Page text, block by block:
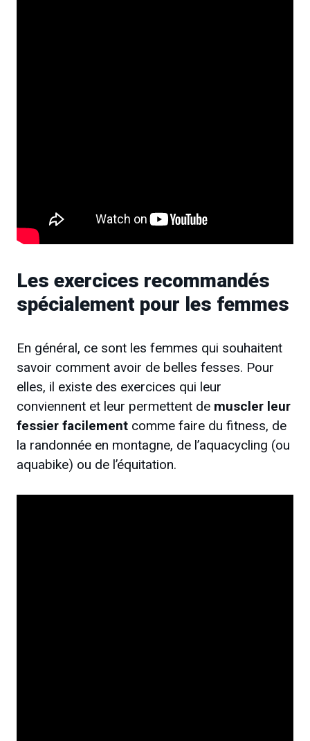
Les exercices recommandés
spécialement pour les femmes
En général, ce sont les femmes qui souhaitent
savoir comment avoir de belles fesses. Pour
elles, il existe des exercices qui leur
conviennent et leur permettent de muscler leur
fessier facilement comme faire du fitness, de
la randonnée en montagne, de l’aquacycling (ou
aquabike) ou de l’équitation.